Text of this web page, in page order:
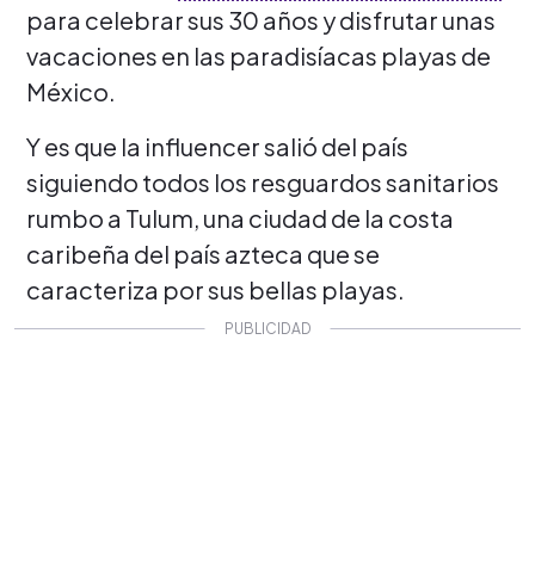
para celebrar sus 30 años y disfrutar unas
vacaciones en las paradisíacas playas de
México.
Y es que la influencer salió del país
siguiendo todos los resguardos sanitarios
rumbo a Tulum, una ciudad de la costa
caribeña del país azteca que se
caracteriza por sus bellas playas.